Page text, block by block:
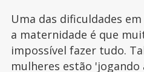
Uma das dificuldades
a maternidade é que
impossível fazer tudo.
mulheres estão 'jogando